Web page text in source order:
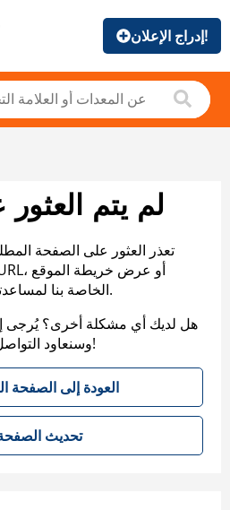
إدراج الإعلان!
لم يتم
تعذر العثور على الصفحة
الخاصة بنا لمساعدتك في العثور على ما تريد.
هل لديك أي مشكلة أخرى؟ يُرجى
وسنعاود التواصل معك. شكرًا على صبرك!
العودة إلى الصفحة
تحديث الصفحة